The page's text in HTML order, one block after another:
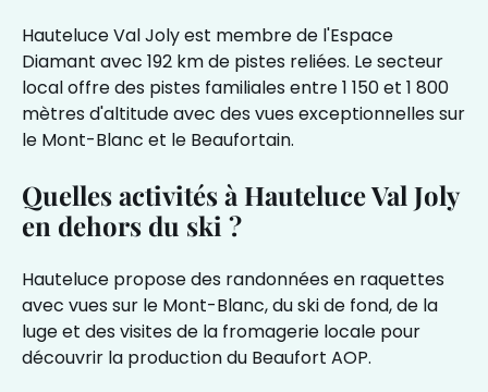
Hauteluce Val Joly est membre de l'Espace
Diamant avec 192 km de pistes reliées. Le secteur
local offre des pistes familiales entre 1 150 et 1 800
mètres d'altitude avec des vues exceptionnelles sur
le Mont-Blanc et le Beaufortain.
Quelles activités à Hauteluce Val Joly
en dehors du ski ?
Hauteluce propose des randonnées en raquettes
avec vues sur le Mont-Blanc, du ski de fond, de la
luge et des visites de la fromagerie locale pour
découvrir la production du Beaufort AOP.